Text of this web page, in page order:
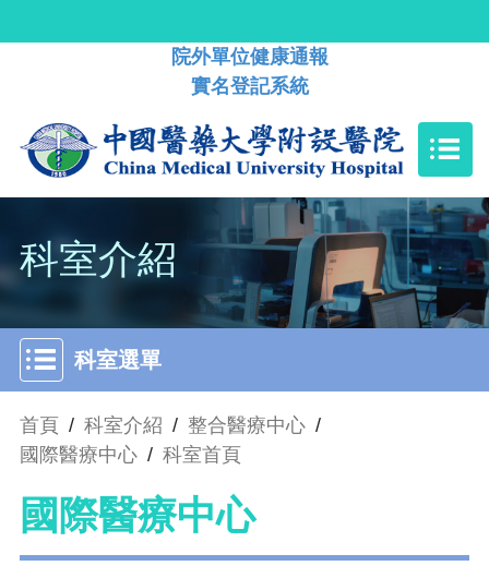
院外單位健康通報
實名登記系統
科室介紹
科室選單
首頁 / 科室介紹 / 整合醫療中心 /
國際醫療中心 / 科室首頁
國際醫療中心